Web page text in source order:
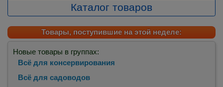
Каталог товаров
Товары, поступившие на этой неделе:
Новые товары в группах:
Всё для консервирования
Всё для садоводов